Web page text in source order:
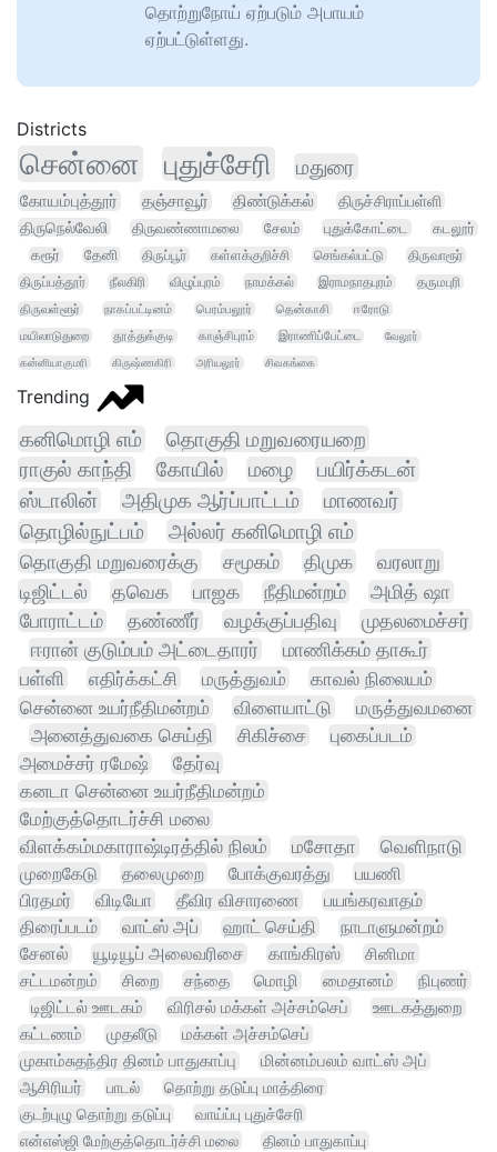
தொற்றுநோய் ஏற்படும் அபாயம்
ஏற்பட்டுள்ளது.
Districts
சென்னை புதுச்சேரி மதுரை
கோயம்புத்தூர் தஞ்சாவூர் திண்டுக்கல்
திருச்சிராப்பள்ளி
திருநெல்வேலி
திருவண்ணாமலை சேலம் புதுக்கோட்டை
கடலூர்
கரூர்
தேனி திருப்பூர் கள்ளக்குறிச்சி செங்கல்பட்டு
திருவாரூர்
திருப்பத்தூர்
நீலகிரி விழுப்புரம் நாமக்கல் இராமநாதபுரம்
தருமபுரி
திருவள்ளூர்
நாகப்பட்டினம் பெரம்பலூர் தென்காசி
ஈரோடு
மயிலாடுதுறை
தூத்துக்குடி காஞ்சிபுரம் இராணிப்பேட்டை
வேலூர்
கன்னியாகுமரி
கிருஷ்ணகிரி அரியலூர் சிவகங்கை
Trending
கனிமொழி எம் தொகுதி மறுவரையறை
ராகுல் காந்தி கோயில் மழை
பயிர்க்கடன்
ஸ்டாலின்
அதிமுக ஆர்ப்பாட்டம் மாணவர்
தொழில்நுட்பம்
அல்லர் கனிமொழி எம்
தொகுதி மறுவரைக்கு
சமூகம் திமுக
வரலாறு
டிஜிட்டல்
தவெக பாஜக நீதிமன்றம்
அமித் ஷா
போராட்டம்
தண்ணீர் வழக்குப்பதிவு
முதலமைச்சர்
ஈரான் குடும்பம் அட்டைதாரர்
மாணிக்கம் தாகூர்
பள்ளி
எதிர்க்கட்சி மருத்துவம்
காவல் நிலையம்
சென்னை உயர்நீதிமன்றம்
விளையாட்டு
மருத்துவமனை
அனைத்துவகை செய்தி
சிகிச்சை
புகைப்படம்
அமைச்சர் ரமேஷ்
தேர்வு
கனடா சென்னை உயர்நீதிமன்றம்
மேற்குத்தொடர்ச்சி மலை
விளக்கம்மகாராஷ்டிரத்தில் நிலம்
மசோதா
வெளிநாடு
முறைகேடு
தலைமுறை போக்குவரத்து
பயணி
பிரதமர்
விடியோ தீவிர விசாரணை பயங்கரவாதம்
திரைப்படம் வாட்ஸ் அப் ஹாட் செய்தி
நாடாளுமன்றம்
சேனல்
யூடியூப் அலைவரிசை காங்கிரஸ்
சினிமா
சட்டமன்றம்
சிறை சந்தை மொழி மைதானம்
நிபுணர்
டிஜிட்டல் ஊடகம்
விரிசல் மக்கள் அச்சம்செப்
ஊடகத்துறை
கட்டணம்
முதலீடு
மக்கள் அச்சம்செப்
முகாம்சுதந்திர தினம் பாதுகாப்பு
மின்னம்பலம் வாட்ஸ் அப்
ஆசிரியர்
பாடல்
தொற்று தடுப்பு மாத்திரை
குடற்புழு தொற்று தடுப்பு
வாய்ப்பு புதுச்சேரி
என்எஸ்ஜி மேற்குத்தொடர்ச்சி மலை
தினம் பாதுகாப்பு